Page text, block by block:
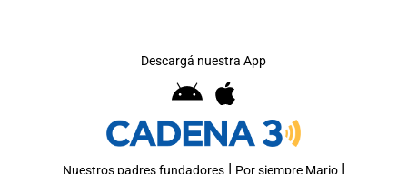
Descargá nuestra App
Nuestros padres fundadores| Por siempre Mario|